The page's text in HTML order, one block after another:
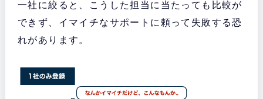
一社に絞ると、こうした担当に当たっても比較が
できず、イマイチなサポートに頼って失敗する恐
れがあります。